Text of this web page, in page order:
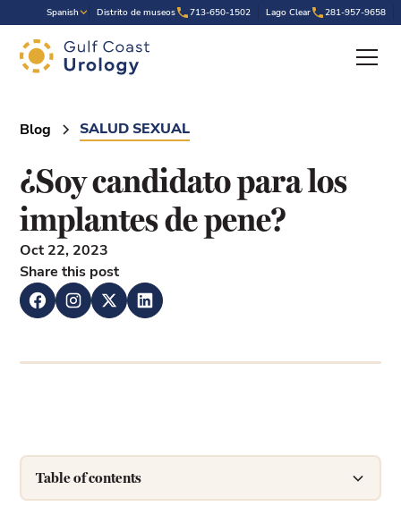
Spanish Distrito de museos 713-650-1502 Lago Clear 281-957-9658
Blog SALUD SEXUAL
¿Soy candidato para los
implantes de pene?
Oct 22, 2023
Share this post
Table of contents